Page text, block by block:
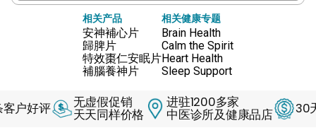
相关产品
安神補心片
歸脾片
特效棗仁安眠片
補腦養神片
相关健康专题
Brain Health
Calm the Spirit
Heart Health
Sleep Support
评 无虚假促销
天天同样价格
进驻1200多家
中医诊所及健康品店 30天退